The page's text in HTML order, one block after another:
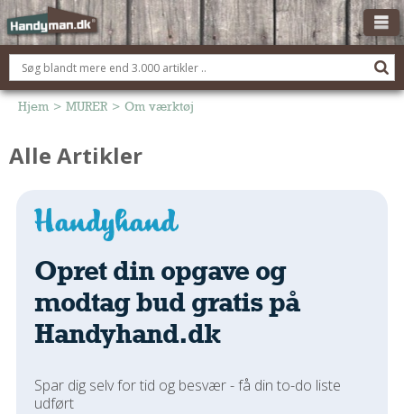
OM HANDYMAN.DK
FÅ 3 TILBUD
BOLIG KØBERÅDGIVNING
Montage Og Nybyg
Alt Om Køkkenet
Om Materialer
Om Værktøj
ELEKTRIKER
Regler Og Love
Hjem > MURER > Om værktøj
Alle Artikler
Opret din opgave og
modtag bud gratis på
Handyhand.dk
Spar dig selv for tid og besvær - få din to-do liste
udført